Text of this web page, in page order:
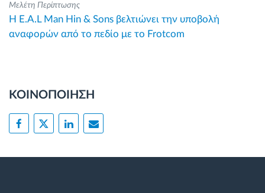
Μελέτη Περίπτωσης
Η E.A.L Man Hin & Sons βελτιώνει την υποβολή
αναφορών από το πεδίο με το Frotcom
ΚΟΙΝΟΠΟΙΗΣΗ